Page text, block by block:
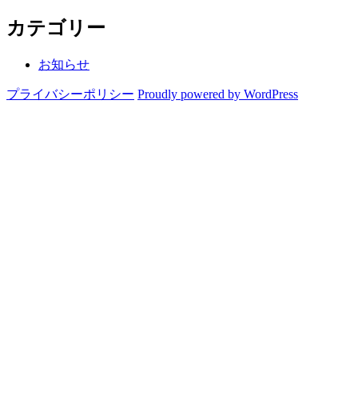
カテゴリー
お知らせ
プライバシーポリシー Proudly powered by WordPress